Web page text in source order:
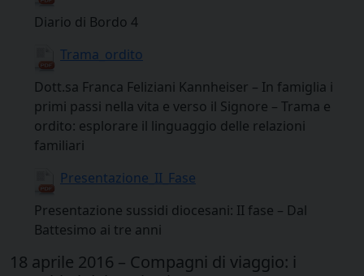
Diario di Bordo 4
Trama_ordito
Dott.sa Franca Feliziani Kannheiser – In famiglia i
primi passi nella vita e verso il Signore – Trama e
ordito: esplorare il linguaggio delle relazioni
familiari
Presentazione_II_Fase
Presentazione sussidi diocesani: II fase – Dal
Battesimo ai tre anni
18 aprile 2016 – Compagni di viaggio: i